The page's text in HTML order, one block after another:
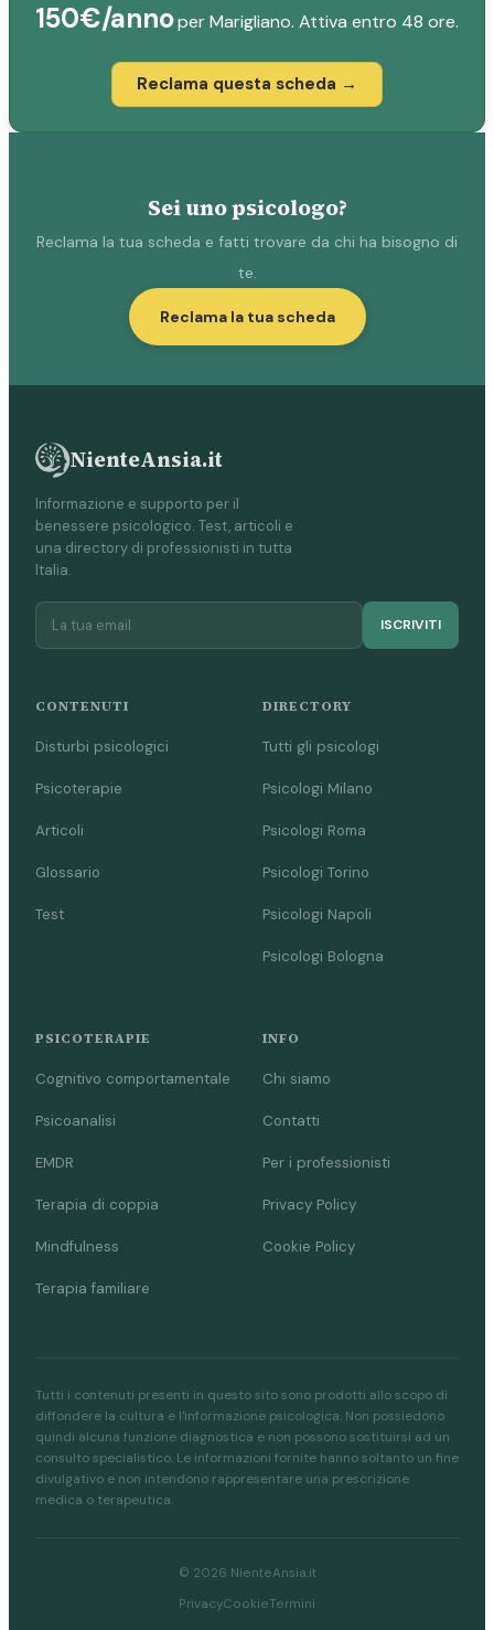
150€/annoper Marigliano. Attiva entro 48 ore.
Reclama questa scheda →
Sei uno psicologo?
Reclama la tua scheda e fatti trovare da chi ha bisogno di
te.
Reclama la tua scheda
NienteAnsia.it
Informazione e supporto per il
benessere psicologico. Test, articoli e
una directory di professionisti in tutta
Italia.
ISCRIVITI
CONTENUTI
Disturbi psicologici
Psicoterapie
Articoli
Glossario
Test
DIRECTORY
Tutti gli psicologi
Psicologi Milano
Psicologi Roma
Psicologi Torino
Psicologi Napoli
Psicologi Bologna
PSICOTERAPIE
Cognitivo comportamentale
Psicoanalisi
EMDR
Terapia di coppia
Mindfulness
Terapia familiare
INFO
Chi siamo
Contatti
Per i professionisti
Privacy Policy
Cookie Policy
Tutti i contenuti presenti in questo sito sono prodotti allo scopo di
diffondere la cultura e l'informazione psicologica. Non possiedono
quindi alcuna funzione diagnostica e non possono sostituirsi ad un
consulto specialistico. Le informazioni fornite hanno soltanto un fine
divulgativo e non intendono rappresentare una prescrizione
medica o terapeutica.
© 2026 NienteAnsia.it
PrivacyCookieTermini